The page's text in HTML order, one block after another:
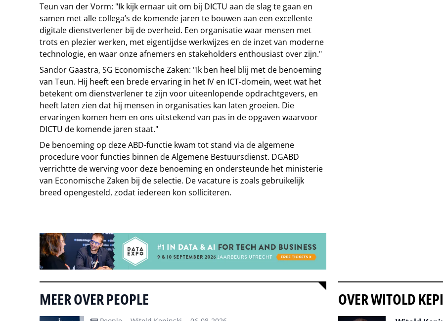
Teun van der Vorm: "Ik kijk ernaar uit om bij DICTU aan de slag te gaan en
samen met alle collega’s de komende jaren te bouwen aan een excellente
digitale dienstverlener bij de overheid. Een organisatie waar mensen met
trots en plezier werken, met eigentijdse werkwijzes en de inzet van moderne
technologie, en waar onze afnemers en stakeholders enthousiast over zijn."
Sandor Gaastra, SG Economische Zaken: "Ik ben heel blij met de benoeming
van Teun. Hij heeft een brede ervaring in het IV en ICT-domein, weet wat het
betekent om dienstverlener te zijn voor uiteenlopende opdrachtgevers, en
heeft laten zien dat hij mensen in organisaties kan laten groeien. Die
ervaringen komen hem en ons uitstekend van pas in de opgaven waarvoor
DICTU de komende jaren staat."
De benoeming op deze ABD-functie kwam tot stand via de algemene
procedure voor functies binnen de Algemene Bestuursdienst. DGABD
verrichtte de werving voor deze benoeming en ondersteunde het ministerie
van Economische Zaken bij de selectie. De vacature is zoals gebruikelijk
breed opengesteld, zodat iedereen kon solliciteren.
MEER OVER PEOPLE OVER WITOLD